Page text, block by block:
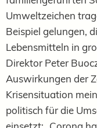
Umweltzeichen
Beispiel gelungen,
Lebensmitteln in
Direktor Peter
Auswirkungen der
Krisensituation
politisch für die